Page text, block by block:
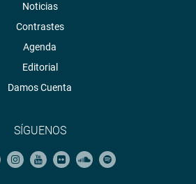
Noticias
Contrastes
Agenda
Editorial
Damos Cuenta
SÍGUENOS